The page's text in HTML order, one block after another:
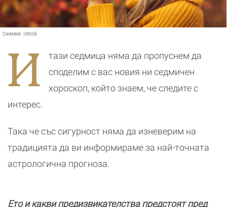
Снимка: Istock
И
тази седмица няма да пропуснем да
споделим с вас новия ни седмичен
хороскоп, който знаем, че следите с
интерес.
Така че със сигурност няма да изневерим на
традицията да ви информираме за най-точната
астрологична прогноза.
Ето и какви предизвикателства предстоят пред